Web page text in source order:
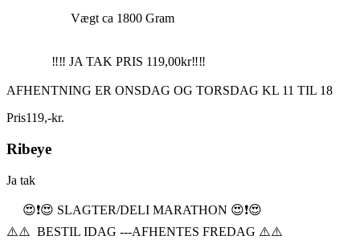
Vægt ca 1800 Gram
‼️‼️ JA TAK PRIS 119,00kr‼️‼️
AFHENTNING ER ONSDAG OG TORSDAG KL 11 TIL 18
Pris119,-kr.
Ribeye
Ja tak
😍❗️😍 SLAGTER/DELI MARATHON 😍❗️😍
⚠️⚠️ BESTIL IDAG ---AFHENTES FREDAG ⚠️⚠️